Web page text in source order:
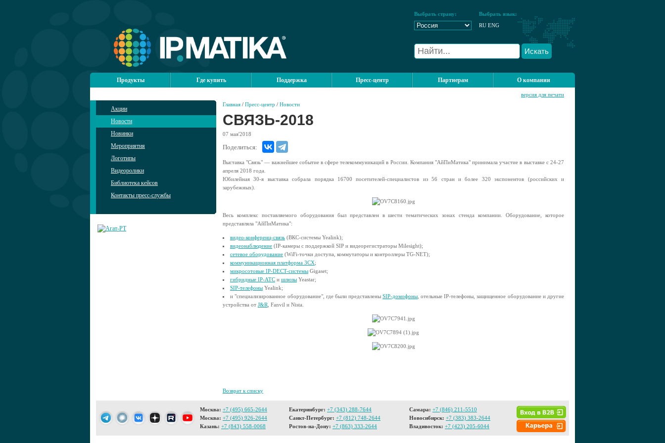
Выбрать страну:
Выбрать язык:
RU ENG
Искать
Продукты Где купить Поддержка Пресс-центр Партнерам О компании
Акции
Новости
Новинки
Мероприятия
Логотипы
Видеоролики
Библиотека кейсов
Контакты пресс-службы
Главная / Пресс-центр / Новости
версия для печати
СВЯЗЬ-2018
07 мая'2018
Поделиться:
Выставка "Связь" — важнейшее событие в сфере телекоммуникаций в России. Компания "АйПиМатика" принимала участие в выставке с 24-27
апреля 2018 года.
Юбилейная 30-я выставка собрала порядка 16700 посетителей-специалистов из 56 стран и более 320 экспонентов (российских и
зарубежных).
Весь комплекс поставляемого оборудования был представлен в шести тематических зонах стенда компании. Оборудование, которое
представляла "АйПиМатика":
видео-конференц-связь (ВКС-системы Yealink);
видеонаблюдение (IP-камеры с поддержкой SIP и видеорегистраторы Milesight);
сетевое оборудование (WiFi-точки доступа, коммутаторы и контроллеры TG-NET);
коммуникационная платформа 3CX;
микросотовые IP-DECT-системы Gigaset;
гибридные IP-АТС и шлюзы Yeastar;
SIP-телефоны Yealink;
и "специализированное оборудование", где были представленыSIP-домофоны , отельные IP-телефоны, защищенное оборудование и другие
устройства от J&R , Fanvil и Nista.
Возврат к списку
Москва: +7 (495) 665-2644
Москва: +7 (495) 926-2644
Казань: +7 (843) 558-0068
Екатеринбург: +7 (343) 288-7644
Санкт-Петербург: +7 (812) 748-2644
Ростов-на-Дону: +7 (863) 333-2644
Самара: +7 (846) 211-5510
Новосибирск: +7 (383) 383-2644
Владивосток: +7 (423) 205-6044